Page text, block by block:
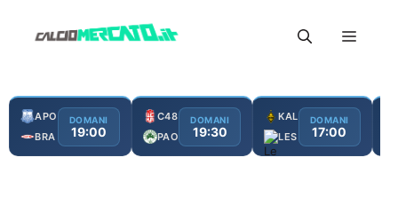
Menu
APO
BRA
DOMANI
19:00
C48
PAO
DOMANI
19:30
KAL
LES
DOMANI
17:00